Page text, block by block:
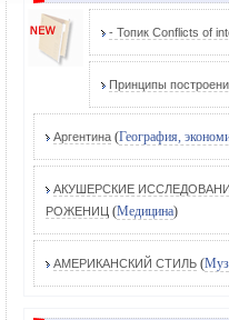
- Топик Conflicts of
Принципы
Аргентина (География,
АКУШЕРСКИЕ
РОЖЕНИЦ (Медицина)
АМЕРИКАНСКИЙ СТИЛЬ (